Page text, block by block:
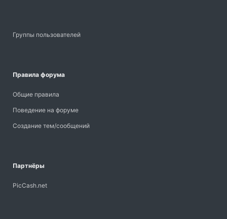
Группы пользователей
Правила форума
Общие правила
Поведение на форуме
Создание тем/сообщений
Партнёры
PicCash.net